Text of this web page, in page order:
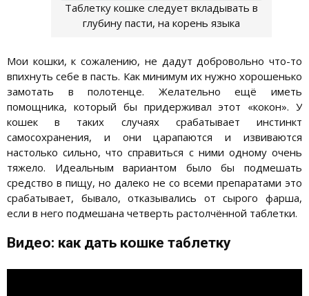
Таблетку кошке следует вкладывать в
глубину пасти, на корень языка
Мои кошки, к сожалению, не дадут добровольно что-то
впихнуть себе в пасть. Как минимум их нужно хорошенько
замотать в полотенце. Желательно ещё иметь
помощника, который бы придерживал этот «кокон». У
кошек в таких случаях срабатывает инстинкт
самосохранения, и они царапаются и извиваются
настолько сильно, что справиться с ними одному очень
тяжело. Идеальным вариантом было бы подмешать
средство в пищу, но далеко не со всеми препаратами это
срабатывает, бывало, отказывались от сырого фарша,
если в него подмешана четверть растолчённой таблетки.
Видео: как дать кошке таблетку